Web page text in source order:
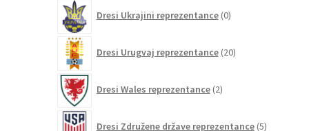
Dresi Ukrajini reprezentance 0izdelkov
Dresi Urugvaj reprezentance 20izdelkov
Dresi Wales reprezentance 2izdelka
Dresi Združene države reprezentance 5